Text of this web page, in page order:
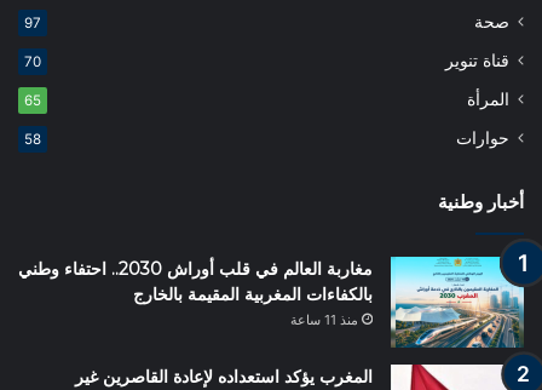
صحة 97
قناة تنوير 70
المرأة 65
حوارات 58
أخبار وطنية
مغاربة العالم في قلب أوراش 2030.. احتفاء وطني
بالكفاءات المغربية المقيمة بالخارج
منذ 11 ساعة
المغرب يؤكد استعداده لإعادة القاصرين غير